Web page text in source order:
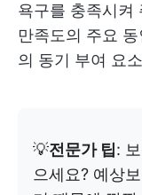
욕구를 충족시켜
만족도의 주요
의 동기 부여 요
💡전문가 팁:
으세요? 예상